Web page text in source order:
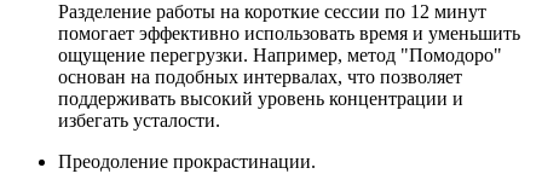
НАСТРОЙКИ
Звуки:
Разделение работы на короткие сессии по 12 минут
помогает эффективно использовать время и уменьшить
ощущение перегрузки. Например, метод "Помодоро"
основан на подобных интервалах, что позволяет
поддерживать высокий уровень концентрации и
избегать усталости.
Преодоление прокрастинации.